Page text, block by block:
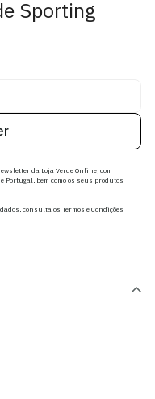
Sporting
da Loja Verde Online, com
Portugal, bem como os seus produtos
consulta os Termos e Condições